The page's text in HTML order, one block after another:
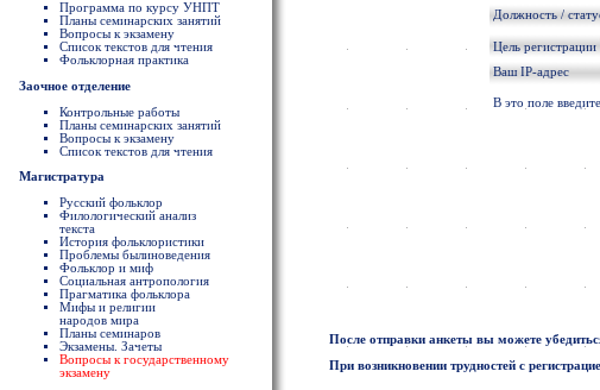
Программа по курсу УНПТ
Планы семинарских занятий
Вопросы к экзамену
Список текстов для чтения
Фольклорная практика
Заочное отделение
Контрольные работы
Планы семинарских занятий
Вопросы к экзамену
Список текстов для чтения
Магистратура
Русский фольклор
Филологический анализ
текста
История фольклористики
Проблемы былиноведения
Фольклор и миф
Социальная антропология
Прагматика фольклора
Мифы и религии
народов мира
Планы семинаров
Экзамены. Зачеты
Вопросы к государственному
экзамену
Должность /
Цель регистрации
Ваш IP-адрес
В это поле
После отправки анкеты вы можете
При возникновении трудностей с